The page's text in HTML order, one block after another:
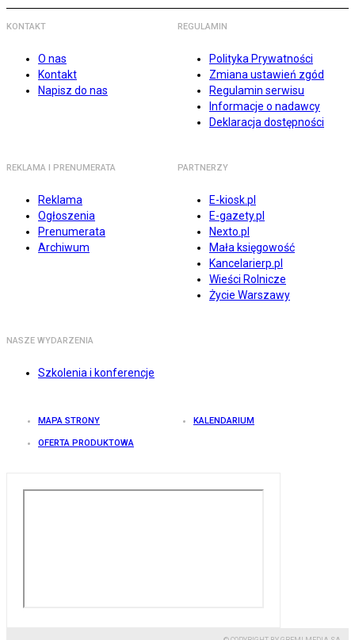
KONTAKT
O nas
Kontakt
Napisz do nas
REGULAMIN
Polityka Prywatności
Zmiana ustawień zgód
Regulamin serwisu
Informacje o nadawcy
Deklaracja dostępności
REKLAMA I PRENUMERATA
Reklama
Ogłoszenia
Prenumerata
Archiwum
PARTNERZY
E-kiosk.pl
E-gazety.pl
Nexto.pl
Mała księgowość
Kancelarierp.pl
Wieści Rolnicze
Życie Warszawy
NASZE WYDARZENIA
Szkolenia i konferencje
MAPA STRONY KALENDARIUM
OFERTA PRODUKTOWA